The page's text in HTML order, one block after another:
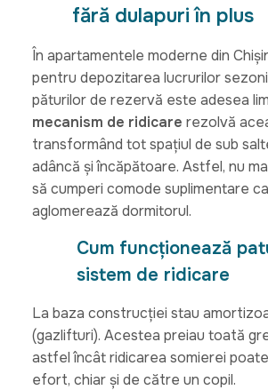
fără dulapuri în plus
În apartamentele moderne din
pentru depozitarea lucrurilor
păturilor de rezervă este adesea
mecanism de ridicare rezolvă
transformând tot spațiul de sub
adâncă și încăpătoare. Astfel, nu
să cumperi comode suplimentare
aglomerează dormitorul.
Cum funcționează
sistem de ridicare
La baza construcției stau
(gazlifturi). Acestea preiau toată
astfel încât ridicarea somierei
efort, chiar și de către un copil.